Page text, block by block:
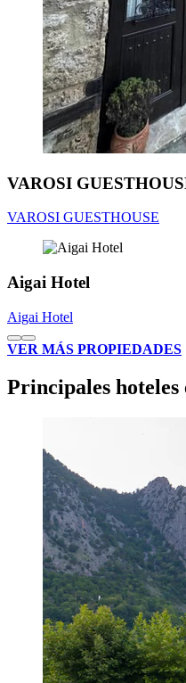
VAROSI
VAROSI GUESTHOUSE
Aigai Hotel
Aigai Hotel
VER MÁS PROPIEDADES
Principales hoteles